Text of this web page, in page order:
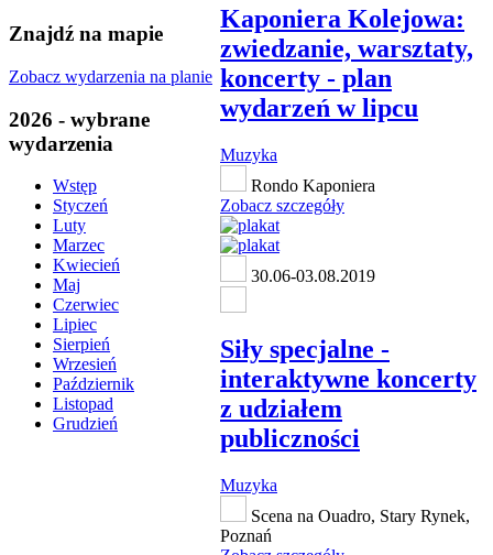
Znajdź na mapie
Zobacz wydarzenia na planie
2026 - wybrane
wydarzenia
Wstęp
Styczeń
Luty
Marzec
Kwiecień
Maj
Czerwiec
Lipiec
Sierpień
Wrzesień
Październik
Listopad
Grudzień
Kaponiera Kolejowa:
zwiedzanie, warsztaty,
koncerty - plan
wydarzeń w lipcu
Muzyka
Rondo Kaponiera
Zobacz szczegóły
30.06-03.08.2019
Siły specjalne -
interaktywne koncerty
z udziałem
publiczności
Muzyka
Scena na Ouadro, Stary Rynek,
Poznań